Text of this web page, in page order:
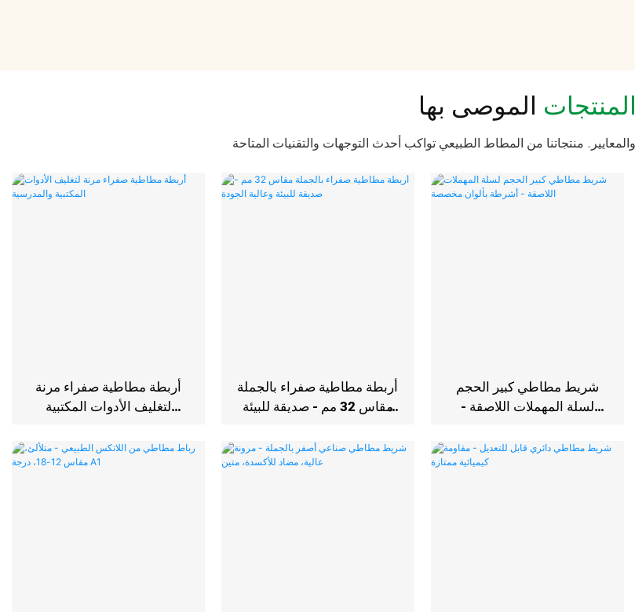
المنتجات الموصى بها
أربطة مطاطية صفراء مرنة
لتغليف الأدوات المكتبية
أربطة مطاطية صفراء بالجملة
مقاس 32 مم - صديقة للبيئة
شريط مطاطي كبير الحجم
لسلة المهملات اللاصقة -